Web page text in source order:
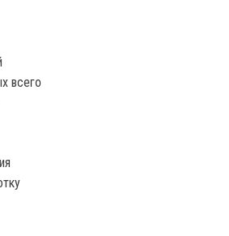
всего